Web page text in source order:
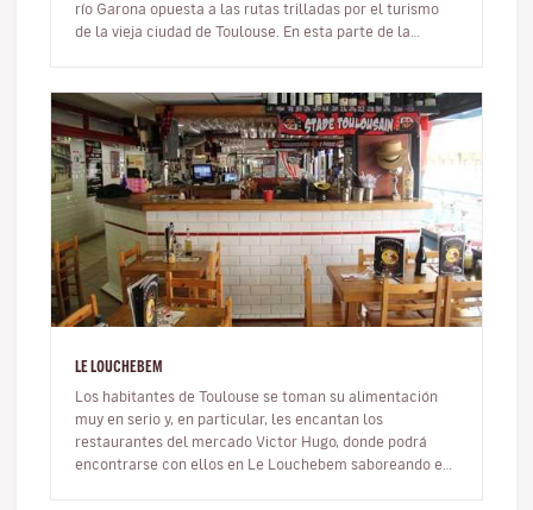
río Garona opuesta a las rutas trilladas por el turismo
de la vieja ciudad de Toulouse. En esta parte de la
LE LOUCHEBEM
Los habitantes de Toulouse se toman su alimentación
muy en serio y, en particular, les encantan los
restaurantes del mercado Victor Hugo, donde podrá
encontrarse con ellos en Le Louchebem saboreando el